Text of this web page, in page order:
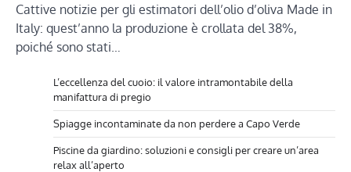
Cattive notizie per gli estimatori dell’olio d’oliva Made in
Italy: quest’anno la produzione è crollata del 38%,
poiché sono stati…
L’eccellenza del cuoio: il valore intramontabile della
manifattura di pregio
Spiagge incontaminate da non perdere a Capo Verde
Piscine da giardino: soluzioni e consigli per creare un’area
relax all’aperto